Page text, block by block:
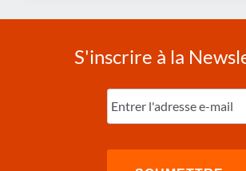
S'inscrire à la
Entrez
l'e-
mail